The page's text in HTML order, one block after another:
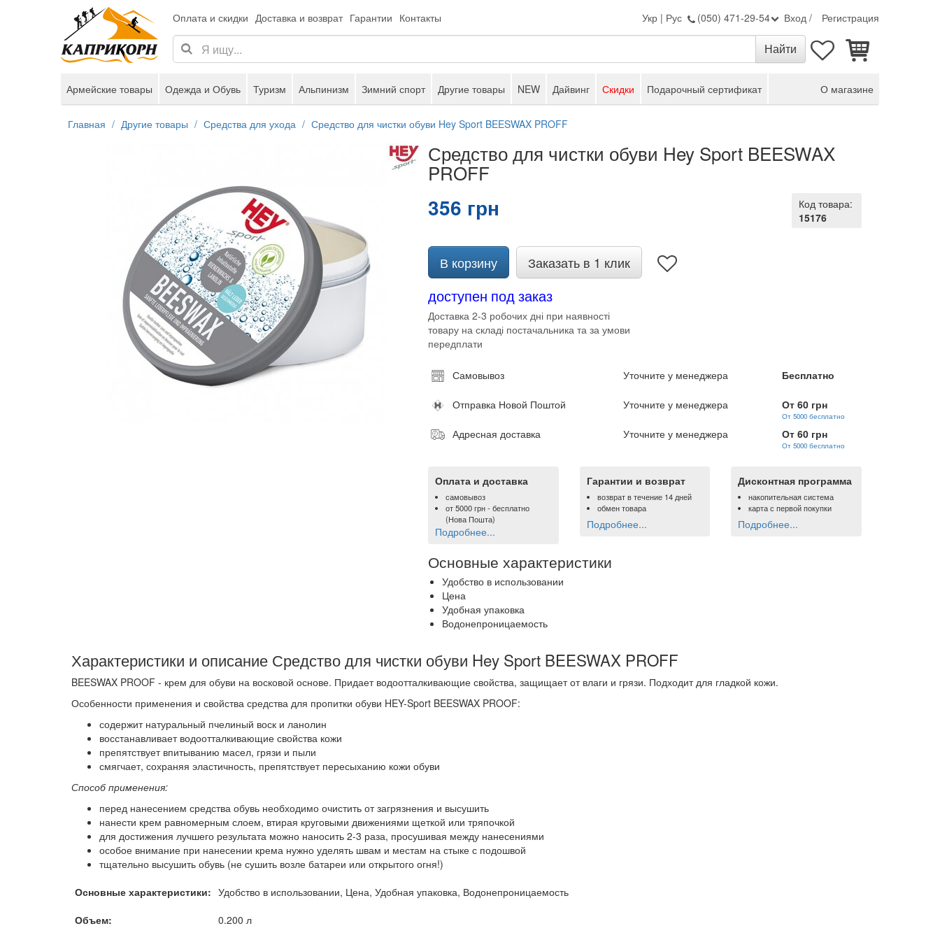
Оплата и скидки Доставка и возврат Гарантии Контакты Укр | Рус (050) 471-29-54 Вход / Регистрация
Армейские товары Одежда и Обувь Туризм Альпинизм Зимний спорт Другие товары NEW Дайвинг Скидки Подарочный сертификат О магазине
Главная Другие товары Средства для ухода Средство для чистки обуви Hey Sport BEESWAX PROFF
Средство для чистки обуви Hey Sport BEESWAX
PROFF
Код товара:
15176
356 грн
В корзину Заказать в 1 клик
доступен под заказ
Доставка 2-3 робочих дні при наявності
товару на складі постачальника та за умови
передплати
Самовывоз Уточните у менеджера Бесплатно
Отправка Новой Поштой Уточните у менеджера От 60 грн
От 5000 бесплатно
Адресная доставка Уточните у менеджера От 60 грн
От 5000 бесплатно
Оплата и доставка
самовывоз
от5000 грн- бесплатно
(Нова Пошта)
Подробнее...
Гарантии и возврат
возврат в течение 14 дней
обмен товара
Подробнее...
Дисконтная программа
накопительная система
карта с первой покупки
Подробнее...
Основные характеристики
Удобство в использовании
Цена
Удобная упаковка
Водонепроницаемость
Характеристики и описание Средство для чистки обуви Hey Sport BEESWAX PROFF
BEESWAX PROOF - крем для обуви на восковой основе. Придает водоотталкивающие свойства, защищает от влаги и грязи. Подходит для гладкой кожи.
Особенности применения и свойства средства для пропитки обуви HEY-Sport BEESWAX PROOF:
содержит натуральный пчелиный воск и ланолин
восстанавливает водоотталкивающие свойства кожи
препятствует впитыванию масел, грязи и пыли
смягчает, сохраняя эластичность, препятствует пересыханию кожи обуви
Способ применения:
перед нанесением средства обувь необходимо очистить от загрязнения и высушить
нанести крем равномерным слоем, втирая круговыми движениями щеткой или тряпочкой
для достижения лучшего результата можно наносить 2-3 раза, просушивая между нанесениями
особое внимание при нанесении крема нужно уделять швам и местам на стыке с подошвой
тщательно высушить обувь (не сушить возле батареи или открытого огня!)
Основные характеристики: Удобство в использовании, Цена, Удобная упаковка, Водонепроницаемость
Объем:
0.200 л